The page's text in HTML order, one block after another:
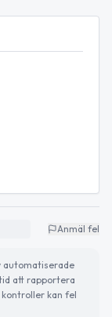
Anmäl fel
automatiserade
att rapportera
kan fel